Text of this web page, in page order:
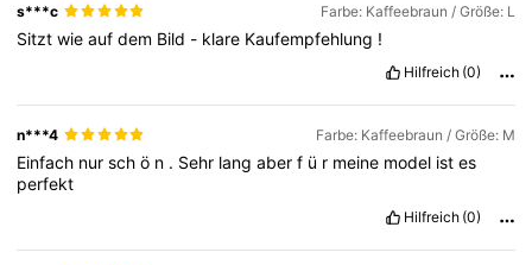
s***c Farbe: Kaffeebraun / Größe: L
Sitztwieaufdem Bild - klare Kaufempfehlung !
Hilfreich (0)
n***4 Farbe: Kaffeebraun / Größe: M
Einfach nurschö n . Sehr langaberf ü r meine model istes
perfekt
Hilfreich (0)